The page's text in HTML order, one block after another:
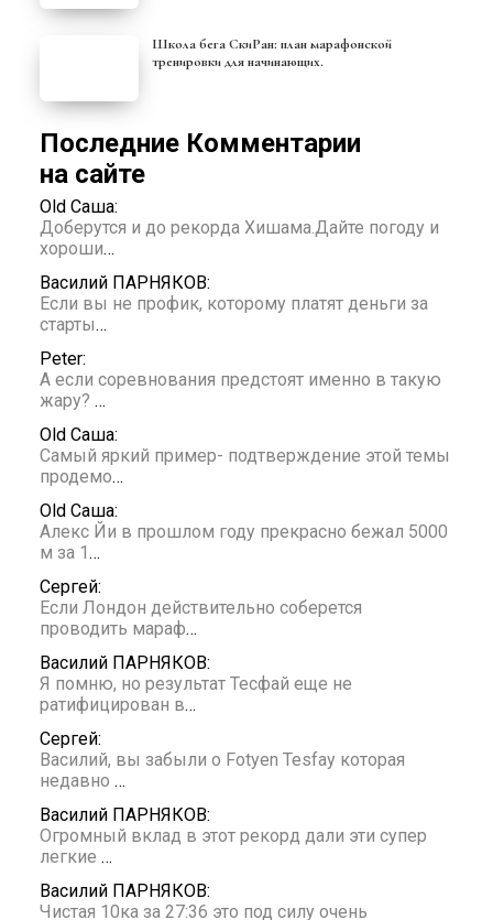
Школа бега СкиРан: план марафонской
тренировки для начинающих.
Последние Комментарии
на сайте
Old Саша:
Доберутся и до рекорда Хишама.Дайте погоду и
хороши…
Василий ПАРНЯКОВ:
Если вы не профик, которому платят деньги за
старты…
Peter:
А если соревнования предстоят именно в такую
жару? …
Old Саша:
Самый яркий пример- подтверждение этой темы
продемо…
Old Саша:
Алекс Йи в прошлом году прекрасно бежал 5000
м за 1…
Сергей:
Если Лондон действительно соберется
проводить мараф…
Василий ПАРНЯКОВ:
Я помню, но результат Тесфай еще не
ратифицирован в…
Сергей:
Василий, вы забыли о Fotyen Tesfay которая
недавно …
Василий ПАРНЯКОВ:
Огромный вклад в этот рекорд дали эти супер
легкие …
Василий ПАРНЯКОВ:
Чистая 10ка за 27:36 это под силу очень